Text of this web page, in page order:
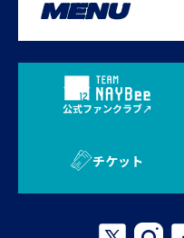
MENU
公式ファンクラブ
チケット